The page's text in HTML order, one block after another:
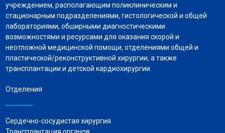
учреждением, располагающим поликлиническим и
стационарным подразделениями, гистологической и общей
лабораториями, обширными диагностическими
возможностями и ресурсами для оказания скорой и
неотложной медицинской помощи, отделениями общей и
пластической/реконструктивной хирургии, а также
трансплантации и детской кардиохирургии.
Отделения
Сердечно-сосудистая хирургия
Трансплантация органов